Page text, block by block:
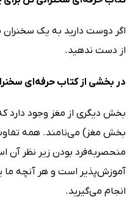
اگر دوست دارید به یک سخنران
از دست ندهید.
در بخشی از کتاب حرفه‌ای
بخش دیگری از مغز وجود دارد
بخش مغز) می‌نامند. همه
منحصربه‌فرد بودن زیر نظر آن
آموزش‌پذیر است و هر آنچه
انجام می‌گیرید.